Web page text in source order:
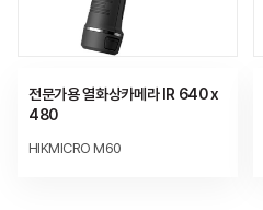
전문가용 열화상카메라 IR 640 x
480
HIKMICRO M60